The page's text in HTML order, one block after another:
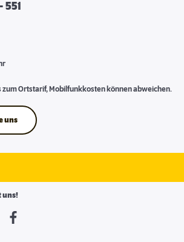
551
zum Ortstarif, Mobilfunkkosten können abweichen.
uns
uns!